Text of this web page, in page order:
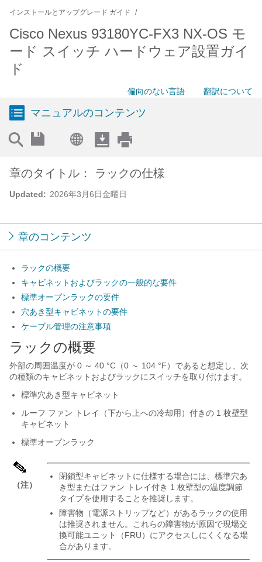
インストールとアップグレード ガイド
Cisco Nexus 93180YC-FX3 NX-OS モ
ード スイッチ ハードウェア設置ガイ
ド
偏向のない言語 翻訳について
マニュアルのコンテンツ
Updated: 2026年3月6日金曜日
章のタイトル： ラックの仕様
章のコンテンツ
ラックの概要
キャビネットおよびラックの一般的な要件
標準オープンラックの要件
穴あき型キャビネットの要件
ケーブル管理の注意事項
ラックの概要
外部の周囲温度が 0 ～ 40 °C（0 ～ 104 °F）であると想定し、次
の種類のキャビネットおよびラックにスイッチを取り付けます。
標準穴あき型キャビネット
ルーフ ファン トレイ（下から上への冷却用）付きの 1 枚壁型
キャビネット
標準オープンラック
（注）
閉鎖型キャビネットに仕様する場合には、標準穴あ
き型またはファン トレイ付き 1 枚壁型の温度調節
タイプを使用することを推奨します。
障害物（電源ストリップなど）があるラックの使用
は推奨されません。これらの障害物が原因で現場交
換可能ユニット（FRU）にアクセスしにくくなる場
合があります。